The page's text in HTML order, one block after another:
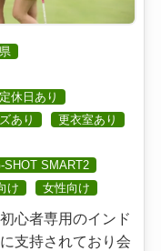
定休日あり
あり
更衣室あり
SHOT SMART2
け 女性向け
心者専用のインド
支持されており会